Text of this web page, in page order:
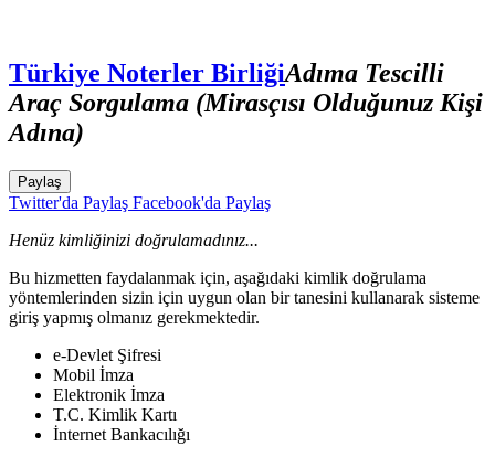
Türkiye Noterler BirliğiAdıma Tescilli
Araç Sorgulama (Mirasçısı Olduğunuz Kişi
Adına)
Paylaş
Twitter'da Paylaş Facebook'da Paylaş
Henüz kimliğinizi doğrulamadınız...
Bu hizmetten faydalanmak için, aşağıdaki kimlik doğrulama
yöntemlerinden sizin için uygun olan bir tanesini kullanarak sisteme
giriş yapmış olmanız gerekmektedir.
e-Devlet Şifresi
Mobil İmza
Elektronik İmza
T.C. Kimlik Kartı
İnternet Bankacılığı